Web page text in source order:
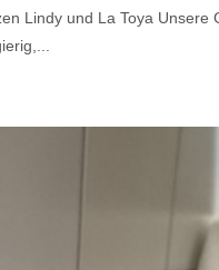
Lindy und La Toya